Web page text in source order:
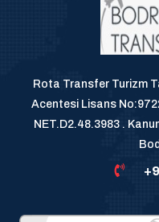
Rota Transfer Turizm
Acentesi Lisans
NET.D2.48.3983 .